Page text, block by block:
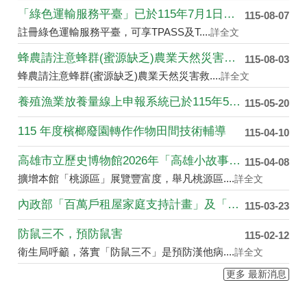
115-08-07
「綠色運輸服務平臺」已於115年7月1日上線提供服....
註冊綠色運輸服務平臺，可享TPASS及T....詳全文
115-08-03
蜂農請注意蜂群(蜜源缺乏)農業天然災害救助開始受理....
蜂農請注意蜂群(蜜源缺乏)農業天然災害救....詳全文
115-05-20
養殖漁業放養量線上申報系統已於115年5月4日於農....
115-04-10
115 年度檳榔廢園轉作作物田間技術輔導
115-04-08
高雄市立歷史博物館2026年「高雄小故事」創作徵件....
擴增本館「桃源區」展覽豐富度，舉凡桃源區....詳全文
115-03-23
內政部「百萬戶租屋家庭支持計畫」及「青年婚育租屋協....
115-02-12
防鼠三不，預防鼠害
衛生局呼籲，落實「防鼠三不」是預防漢他病....詳全文
更多 最新消息